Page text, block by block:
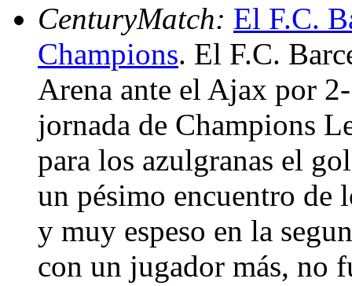
CenturyMatch: El F.C.
Champions. El F.C.
Arena ante el Ajax por
jornada de Champions
para los azulgranas el
un pésimo encuentro de
y muy espeso en la
con un jugador más, no